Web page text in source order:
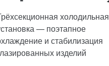
холодильная
— поэтапное
и стабилизация
изделий